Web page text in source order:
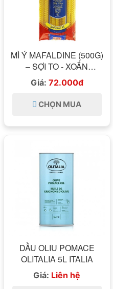
MÌ Ý MAFALDINE (500G)
– SỢI TO - XOẮN
DIVELLA
Giá: 72.000đ
CHỌN MUA
DẦU OLIU POMACE
OLITALIA 5L ITALIA
Giá: Liên hệ